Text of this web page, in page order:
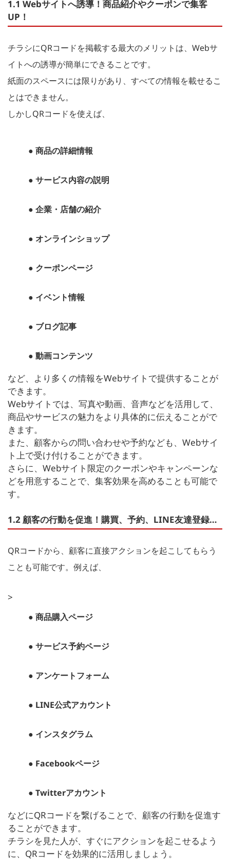
1.1 Webサイトへ誘導！商品紹介やクーポンで集客
UP！
チラシにQRコードを掲載する最大のメリットは、Webサ
イトへの誘導が簡単にできることです。
紙面のスペースには限りがあり、すべての情報を載せるこ
とはできません。
しかしQRコードを使えば、
● 商品の詳細情報
● サービス内容の説明
● 企業・店舗の紹介
● オンラインショップ
● クーポンページ
● イベント情報
● ブログ記事
● 動画コンテンツ
など、より多くの情報をWebサイトで提供することが
できます。
Webサイトでは、写真や動画、音声などを活用して、
商品やサービスの魅力をより具体的に伝えることがで
きます。
また、顧客からの問い合わせや予約なども、Webサイ
ト上で受け付けることができます。
さらに、Webサイト限定のクーポンやキャンペーンな
どを用意することで、集客効果を高めることも可能で
す。
1.2 顧客の行動を促進！購買、予約、LINE友達登録…
QRコードから、顧客に直接アクションを起こしてもらう
ことも可能です。例えば、
>
● 商品購入ページ
● サービス予約ページ
● アンケートフォーム
● LINE公式アカウント
● インスタグラム
● Facebookページ
● Twitterアカウント
などにQRコードを繋げることで、顧客の行動を促進す
ることができます。
チラシを見た人が、すぐにアクションを起こせるよう
に、QRコードを効果的に活用しましょう。